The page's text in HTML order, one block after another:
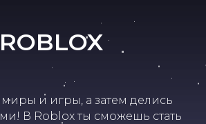
ROBLOX
и игры, а затем делись
В Roblox ты сможешь стать